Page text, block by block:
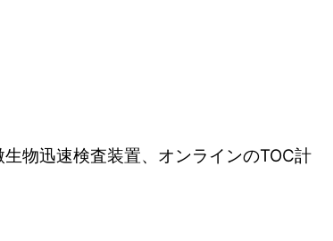
物迅速検査装置、オンラインのTOC計